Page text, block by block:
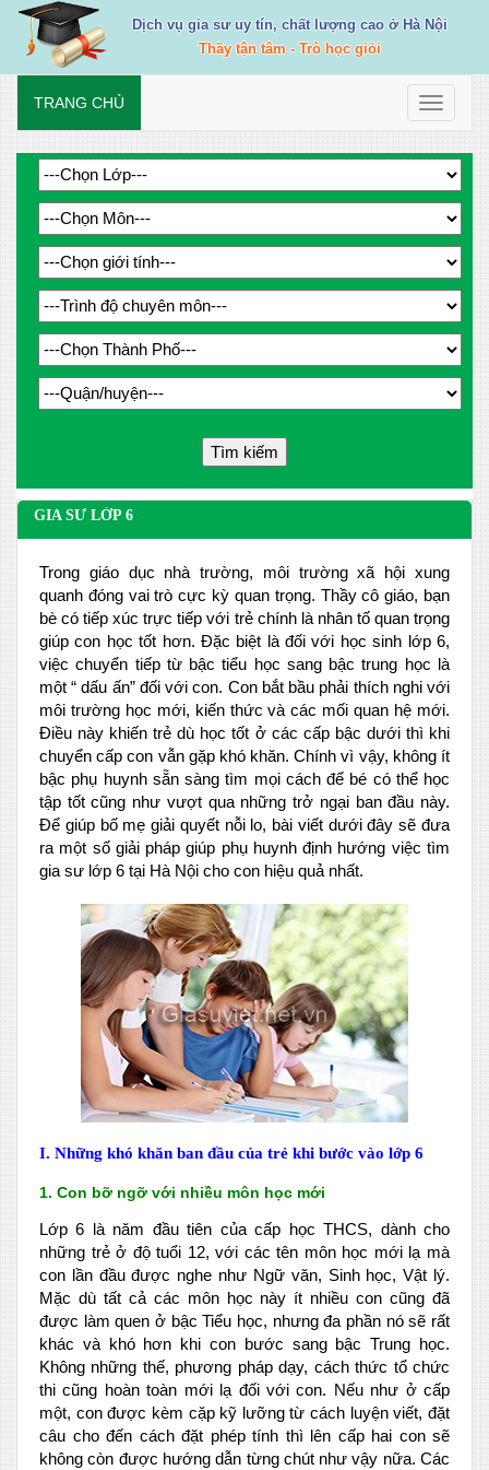
Dịch vụ gia sư uy tín, chất lượng cao ở Hà Nội
Thầy tận tâm - Trò học giỏi
Toggle
TRANG CHỦ
GIA SƯ LỚP 6
Trong giáo dục nhà trường, môi trường xã hội xung
quanh đóng vai trò cực kỳ quan trọng. Thầy cô giáo, bạn
bè có tiếp xúc trực tiếp với trẻ chính là nhân tố quan trọng
giúp con học tốt hơn. Đặc biệt là đối với học sinh lớp 6,
việc chuyển tiếp từ bậc tiểu học sang bậc trung học là
một “ dấu ấn” đối với con. Con bắt bầu phải thích nghi với
môi trường học mới, kiến thức và các mối quan hệ mới.
Điều này khiến trẻ dù học tốt ở các cấp bậc dưới thì khi
chuyển cấp con vẫn gặp khó khăn. Chính vì vậy, không ít
bậc phụ huynh sẵn sàng tìm mọi cách để bé có thể học
tập tốt cũng như vượt qua những trở ngại ban đầu này.
Để giúp bố mẹ giải quyết nỗi lo, bài viết dưới đây sẽ đưa
ra một số giải pháp giúp phụ huynh định hướng việc tìm
gia sư lớp 6 tại Hà Nội cho con hiệu quả nhất.
I. Những khó khăn ban đầu của trẻ khi bước vào lớp 6
1. Con bỡ ngỡ với nhiều môn học mới
Lớp 6 là năm đầu tiên của cấp học THCS, dành cho
những trẻ ở độ tuổi 12, với các tên môn học mới lạ mà
con lần đầu được nghe như Ngữ văn, Sinh học, Vật lý.
Mặc dù tất cả các môn học này ít nhiều con cũng đã
được làm quen ở bậc Tiểu học, nhưng đa phần nó sẽ rất
khác và khó hơn khi con bước sang bậc Trung học.
Không những thế, phương pháp dạy, cách thức tổ chức
thi cũng hoàn toàn mới lạ đối với con. Nếu như ở cấp
một, con được kèm cặp kỹ lưỡng từ cách luyện viết, đặt
câu cho đến cách đặt phép tính thì lên cấp hai con sẽ
không còn được hướng dẫn từng chút như vậy nữa. Các